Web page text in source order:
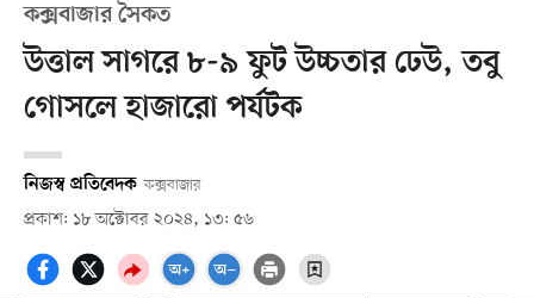
কক্সবাজার সৈকত
উত্তাল সাগরে ৮-৯ ফুট উচ্চতার ঢেউ, তবু
গোসলে হাজারো পর্যটক
নিজস্ব প্রতিবেদক কক্সবাজার
প্রকাশ: ১৮ অক্টোবর ২০২৪, ১৩: ৫৬